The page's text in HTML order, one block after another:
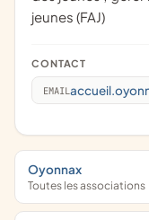
jeunes (FAJ)
CONTACT
EMAIL
Oyonnax
Toutes les associations